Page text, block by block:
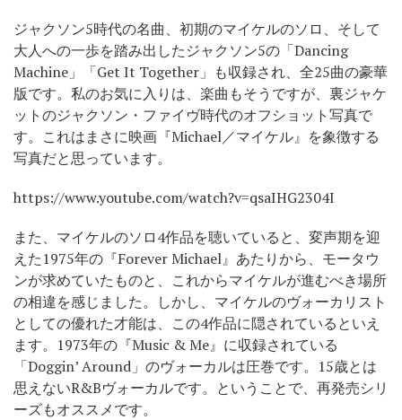
ジャクソン5時代の名曲、初期のマイケルのソロ、そして
大人への一歩を踏み出したジャクソン5の「Dancing
Machine」「Get It Together」も収録され、全25曲の豪華
版です。私のお気に入りは、楽曲もそうですが、裏ジャケ
ットのジャクソン・ファイヴ時代のオフショット写真で
す。これはまさに映画『Michael／マイケル』を象徴する
写真だと思っています。
https://www.youtube.com/watch?v=qsaIHG2304I
また、マイケルのソロ4作品を聴いていると、変声期を迎
えた1975年の『Forever Michael』あたりから、モータウ
ンが求めていたものと、これからマイケルが進むべき場所
の相違を感じました。しかし、マイケルのヴォーカリスト
としての優れた才能は、この4作品に隠されているといえ
ます。1973年の『Music & Me』に収録されている
「Doggin’ Around」のヴォーカルは圧巻です。15歳とは
思えないR&Bヴォーカルです。ということで、再発売シリ
ーズもオススメです。